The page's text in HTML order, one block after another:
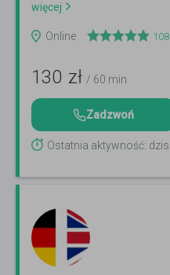
więcej
Online 108
130 zł / 60 min
Zadzwoń
Ostatnia aktywność: